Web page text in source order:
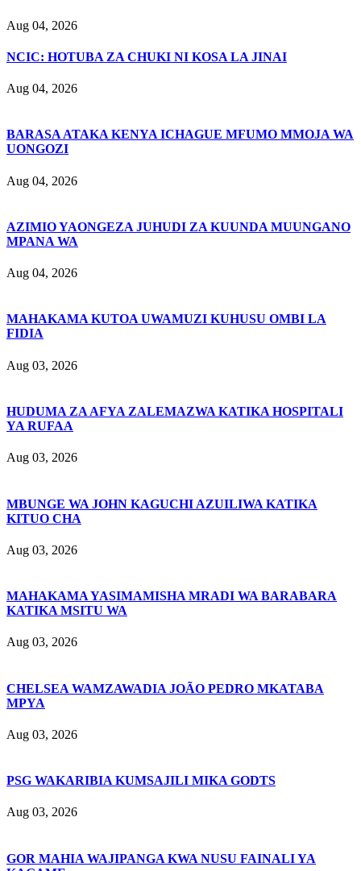
Aug 04, 2026
NCIC: HOTUBA ZA CHUKI NI KOSA LA JINAI
Aug 04, 2026
BARASA ATAKA KENYA ICHAGUE MFUMO MMOJA WA
UONGOZI
Aug 04, 2026
AZIMIO YAONGEZA JUHUDI ZA KUUNDA MUUNGANO
MPANA WA
Aug 04, 2026
MAHAKAMA KUTOA UWAMUZI KUHUSU OMBI LA
FIDIA
Aug 03, 2026
HUDUMA ZA AFYA ZALEMAZWA KATIKA HOSPITALI
YA RUFAA
Aug 03, 2026
MBUNGE WA JOHN KAGUCHI AZUILIWA KATIKA
KITUO CHA
Aug 03, 2026
MAHAKAMA YASIMAMISHA MRADI WA BARABARA
KATIKA MSITU WA
Aug 03, 2026
CHELSEA WAMZAWADIA JOÃO PEDRO MKATABA
MPYA
Aug 03, 2026
PSG WAKARIBIA KUMSAJILI MIKA GODTS
Aug 03, 2026
GOR MAHIA WAJIPANGA KWA NUSU FAINALI YA